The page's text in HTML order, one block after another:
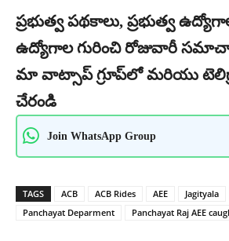
ప్రభుత్వ పథకాలు, ప్రభుత్వ
ఉద్యోగాల గురించి రోజువారీ
మా వాట్సాప్ గ్రూప్‌లో మరియు
చేరండి
Join WhatsApp Group
TAGS ACB ACB Rides AEE Jagityala
Panchayat Deparment
Panchayat Raj AEE